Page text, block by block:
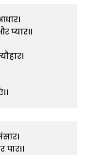
प्यार।।